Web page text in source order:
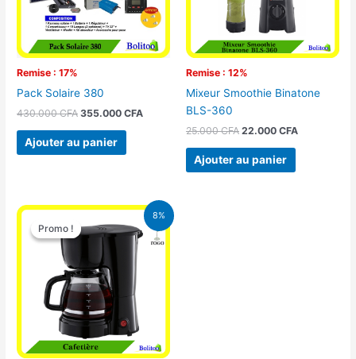
Remise : 17%
Pack Solaire 380
430.000CFA 355.000CFA
Ajouter au panier
Remise : 12%
Mixeur Smoothie Binatone
BLS-360
25.000CFA 22.000 CFA
Ajouter au panier
8%
Promo !
Promo !
Le
prix
initial
25.000 CFA.
Le
prix
actuel
est :
23.000 CFA.